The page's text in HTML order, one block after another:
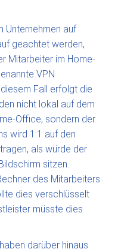
Unternehmen auf
geachtet werden,
Mitarbeiter im Home-
VPN
Fall erfolgt die
nicht lokal auf dem
Office, sondern der
wird 1:1 auf den
als würde der
sitzen.
des Mitarbeiters
dies verschlüsselt
müsste dies
darüber hinaus